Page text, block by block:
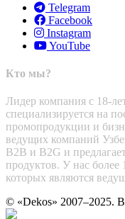
Telegram
Facebook
Instagram
YouTube
Кто мы?
Лидер компания с 18-
специализируется на
промопродукции и
ведущих компаний
B2B и B2G и
продуктов. У нас более
которых являются
© «Dekos» 2007–2025.